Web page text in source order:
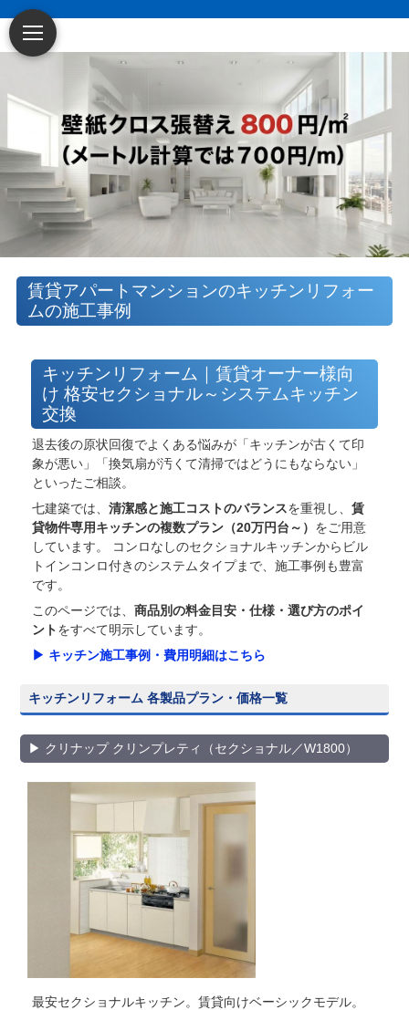
～賃貸アパート・
マンション・戸建てに特化した原状回復・空
足立区 葛飾区 八潮市 草加市 三郷市 松戸
市 越谷市 川口市 流山市 江戸川区 荒川
区 墨田区
賃貸アパートマンションのキッチンリフォー
ムの施工事例
キッチンリフォーム｜賃貸オーナー様向
け 格安セクショナル～システムキッチン
交換
退去後の原状回復でよくある悩みが「キッチンが古くて印
象が悪い」「換気扇が汚くて清掃ではどうにもならない」
といったご相談。
七建築では、清潔感と施工コストのバランスを重視し、賃
貸物件専用キッチンの複数プラン（20万円台～） をご用意
しています。 コンロなしのセクショナルキッチンからビル
トインコンロ付きのシステムタイプまで、施工事例も豊富
です。
このページでは、商品別の料金目安・仕様・選び方のポイ
ントをすべて明示しています。
▶ キッチン施工事例・費用明細はこちら
キッチンリフォーム 各製品プラン・価格一覧
▶ クリナップ クリンプレティ（セクショナル／W1800）
最安セクショナルキッチン。賃貸向けベーシックモデル。